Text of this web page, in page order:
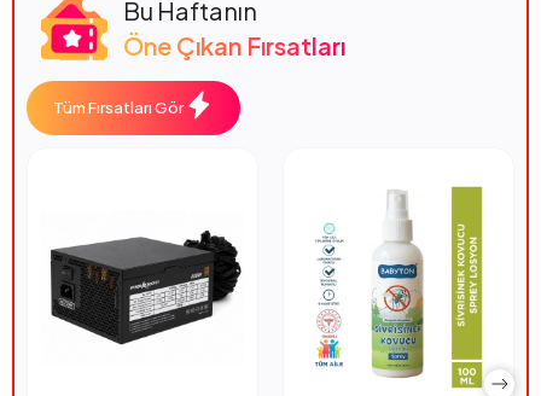
Bu Haftanın
Öne Çıkan Fırsatları
Tüm Fırsatları Gör